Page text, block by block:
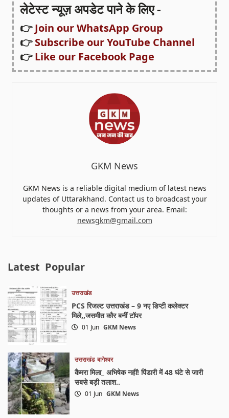
लेटेस्ट न्यूज़ अपडेट पाने के लिए -
👉Join our WhatsApp Group
👉Subscribe our YouTube Channel
👉Like our Facebook Page
GKM News
GKM News is a reliable digital medium of latest news
updates of Uttarakhand. Contact us to broadcast your
thoughts or a news from your area. Email:
newsgkm@gmail.com
Latest Popular
उत्तराखंड
PCS रिजल्ट उत्तराखंड – 9 नए डिप्टी कलेक्टर
मिले,,जसमीत कौर बनीं टॉपर
01 Jun GKM News
उत्तराखंड बागेश्वर
कैमरा मिला_ अभिषेक नहीं! पिंडारी में 48 घंटे से जारी
सबसे बड़ी तलाश..
01 Jun GKM News